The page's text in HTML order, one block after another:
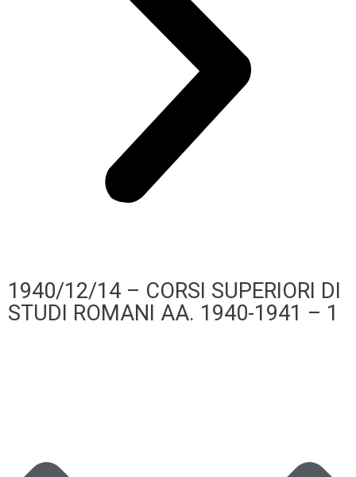
1940/12/14 – CORSI SUPERIORI DI
STUDI ROMANI AA. 1940-1941 – 1